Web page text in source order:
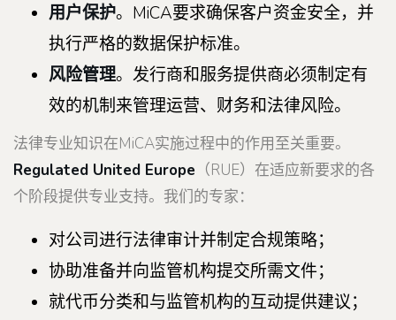
用户保护。MiCA要求确保客户资金安全，并
执行严格的数据保护标准。
风险管理。发行商和服务提供商必须制定有
效的机制来管理运营、财务和法律风险。
法律专业知识在MiCA实施过程中的作用至关重要。
Regulated United Europe （RUE）在适应新要求的各
个阶段提供专业支持。我们的专家：
对公司进行法律审计并制定合规策略；
协助准备并向监管机构提交所需文件；
就代币分类和与监管机构的互动提供建议；